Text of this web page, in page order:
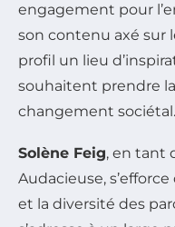
engagement pour
son contenu axé sur
profil un lieu
souhaitent prendre
changement sociétal.
Solène Feig, en tant
Audacieuse,
et la diversité des